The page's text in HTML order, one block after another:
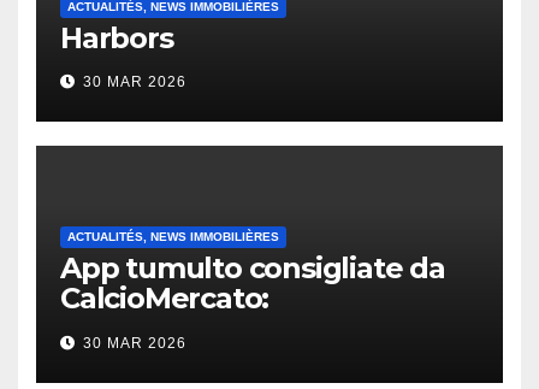
ACTUALITÉS, NEWS IMMOBILIÈRES
Harbors
30 MAR 2026
ACTUALITÉS, NEWS IMMOBILIÈRES
App tumulto consigliate da
CalcioMercato:
considerazione di gennaio
2026
30 MAR 2026